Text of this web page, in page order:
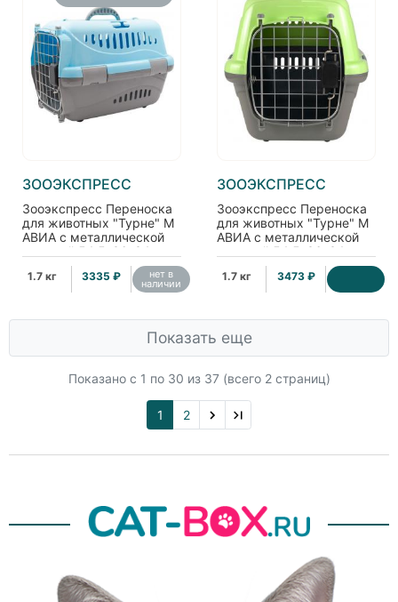
ЗООЭКСПРЕСС
Зооэкспресс Переноска
для животных "Турне" M
АВИА с металлической
дверцей 54,5*36*34см,
1.7 кг 3335 ₽ нет в
наличии
ЗООЭКСПРЕСС
Зооэкспресс Переноска
для животных "Турне" M
АВИА с металлической
дверцей 54,5*36*34см,
1.7 кг 3473 ₽
Показать еще
Показано с 1 по 30 из 37 (всего 2 страниц)
1 2